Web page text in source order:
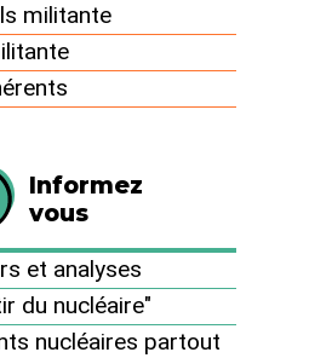
militante
Informez
vous
et analyses
du nucléaire"
nucléaires partout
à télécharger